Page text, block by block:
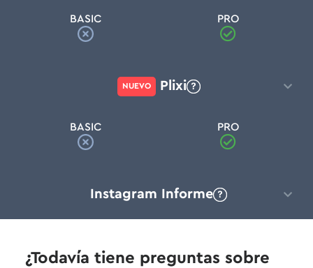
BASIC PRO
NUEVO Plixi
BASIC PRO
Instagram Informe
¿Todavía tiene preguntas sobre